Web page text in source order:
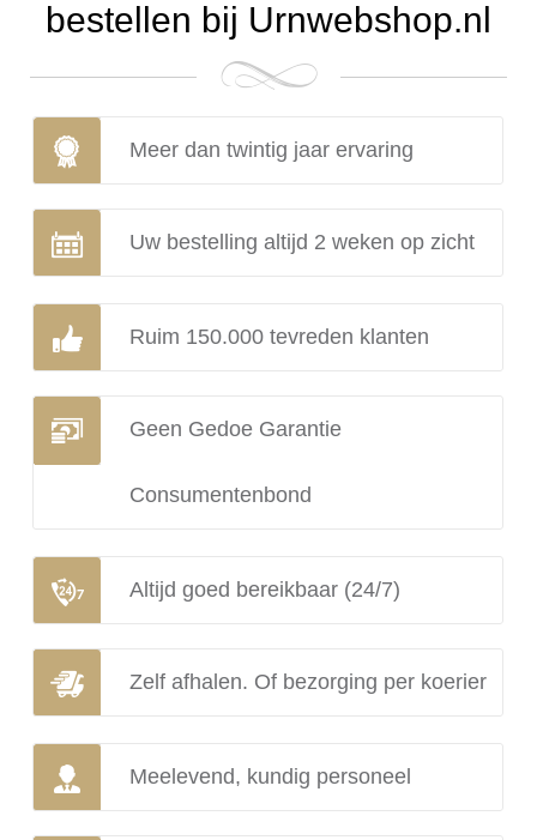
bestellen bij Urnwebshop.nl
Meer dan twintig jaar ervaring
Uw bestelling altijd 2 weken op zicht
Ruim 150.000 tevreden klanten
Geen Gedoe Garantie
Consumentenbond
Altijd goed bereikbaar (24/7)
Zelf afhalen. Of bezorging per koerier
Meelevend, kundig personeel